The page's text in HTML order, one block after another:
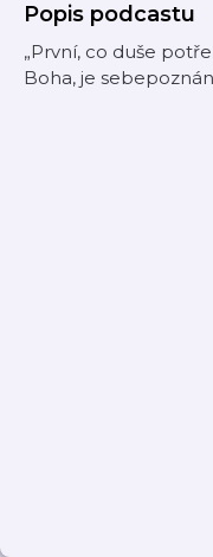
Popis podcastu
„První, co duše
Boha, je